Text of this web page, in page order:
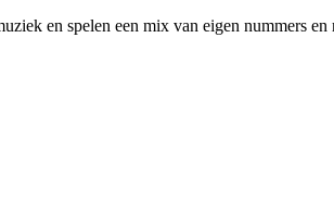
en spelen een mix van eigen nummers